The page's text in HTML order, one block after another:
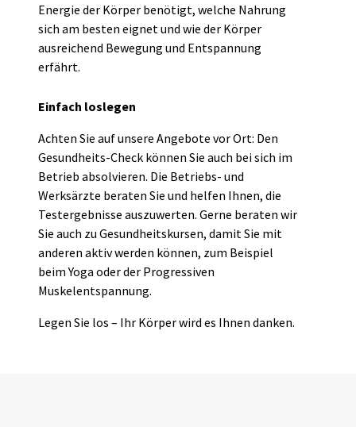
Energie der Körper benötigt, welche Nahrung
sich am besten eignet und wie der Körper
ausreichend Bewegung und Entspannung
erfährt.
Einfach loslegen
Achten Sie auf unsere Angebote vor Ort: Den
Gesundheits-Check können Sie auch bei sich im
Betrieb absolvieren. Die Betriebs- und
Werksärzte beraten Sie und helfen Ihnen, die
Testergebnisse auszuwerten. Gerne beraten wir
Sie auch zu Gesundheitskursen, damit Sie mit
anderen aktiv werden können, zum Beispiel
beim Yoga oder der Progressiven
Muskelentspannung.
Legen Sie los – Ihr Körper wird es Ihnen danken.